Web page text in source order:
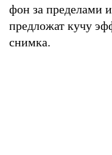
фон за пределами
предложат кучу
снимка.